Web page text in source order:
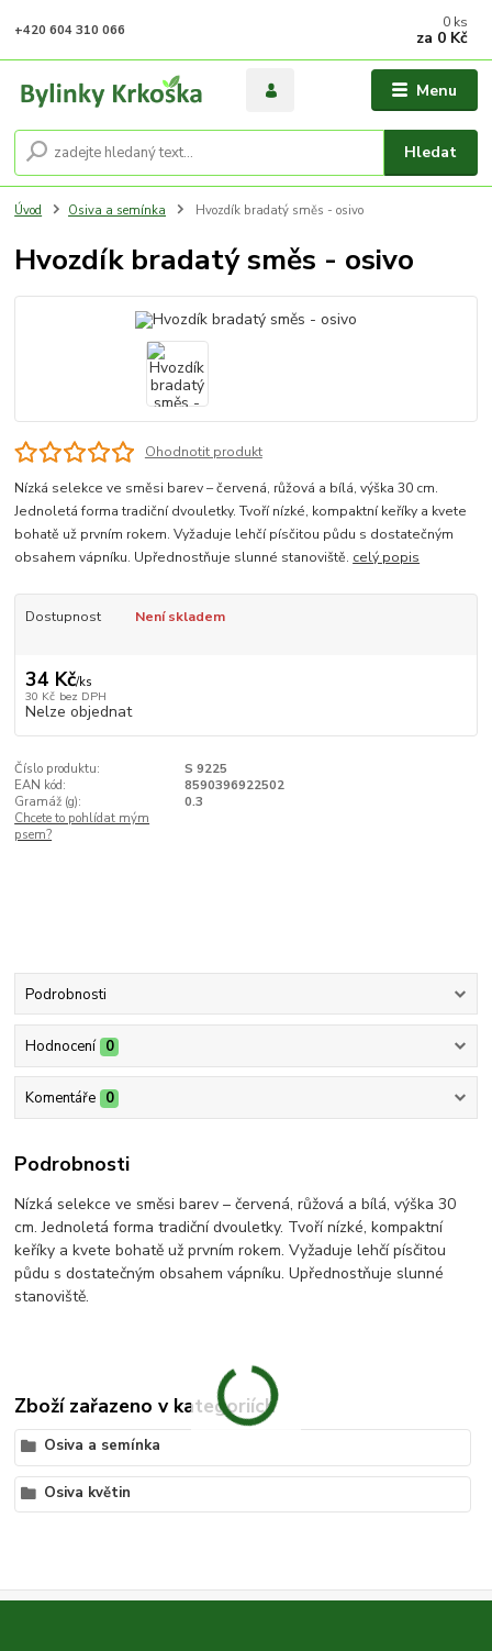
Menu
Hledat
+420 604 310 066 0 ks
za 0 Kč
Úvod Osiva a semínka Hvozdík bradatý směs - osivo
Hvozdík bradatý směs - osivo
Ohodnotit produkt
Nízká selekce ve směsi barev – červená, růžová a bílá, výška 30 cm.
Jednoletá forma tradiční dvouletky. Tvoří nízké, kompaktní keříky a kvete
bohatě už prvním rokem. Vyžaduje lehčí písčitou půdu s dostatečným
obsahem vápníku. Upřednostňuje slunné stanoviště. celý popis
Dostupnost Není skladem
34 Kč/ks
30 Kč bez DPH
Nelze objednat
Číslo produktu:
S 9225
EAN kód:
8590396922502
Gramáž (g):
0.3
Chcete to pohlídat mým
psem?
Podrobnosti
Hodnocení 0
Komentáře 0
Podrobnosti
Nízká selekce ve směsi barev – červená, růžová a bílá, výška 30
cm. Jednoletá forma tradiční dvouletky. Tvoří nízké, kompaktní
keříky a kvete bohatě už prvním rokem. Vyžaduje lehčí písčitou
půdu s dostatečným obsahem vápníku. Upřednostňuje slunné
stanoviště.
Zboží zařazeno v kategoriích
Osiva a semínka
Osiva květin